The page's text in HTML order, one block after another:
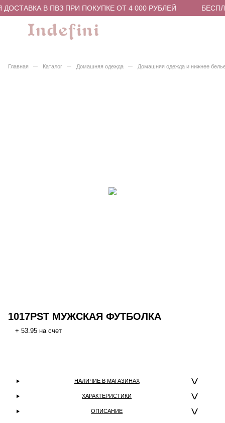
В ПВЗ ПРИ ПОКУПКЕ ОТ 4 000 РУБЛЕЙ
Главная – Каталог – Домашняя одежда – Домашняя одежда и нижнее
1017PST МУЖСКАЯ ФУТБОЛКА
+ 53.95 на счет
НАЛИЧИЕ В МАГАЗИНАХ
ХАРАКТЕРИСТИКИ
ОПИСАНИЕ